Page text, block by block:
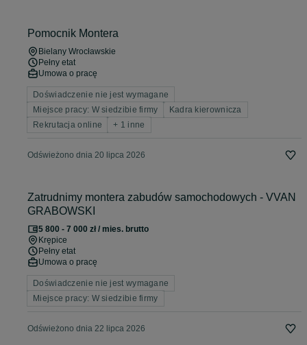
Pomocnik Montera
Bielany Wrocławskie
Pełny etat
Umowa o pracę
Doświadczenie nie jest wymagane
Miejsce pracy: W siedzibie firmy
Kadra kierownicza
Rekrutacja online
+ 1 inne
Odświeżono dnia 20 lipca 2026
Zatrudnimy montera zabudów samochodowych - VVAN
GRABOWSKI
5 800 - 7 000 zł / mies. brutto
Krępice
Pełny etat
Umowa o pracę
Doświadczenie nie jest wymagane
Miejsce pracy: W siedzibie firmy
Odświeżono dnia 22 lipca 2026